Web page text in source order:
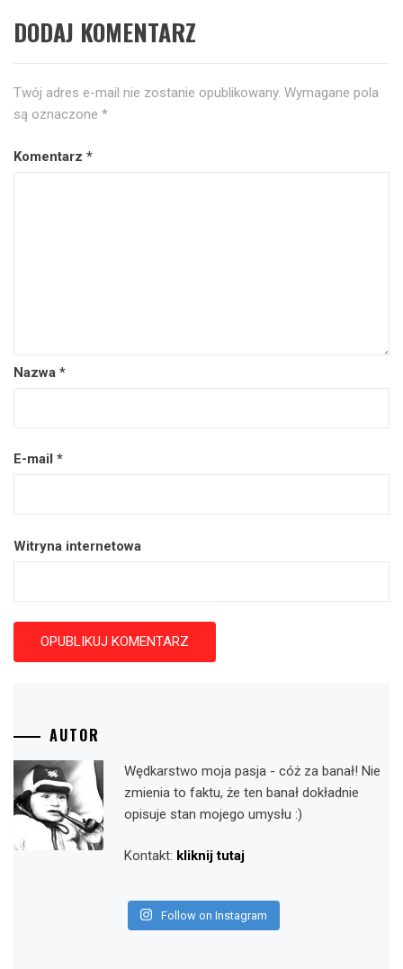
DODAJ KOMENTARZ
Twój adres e-mail nie zostanie opublikowany. Wymagane pola
są oznaczone *
Komentarz *
Nazwa *
E-mail *
Witryna internetowa
AUTOR
Wędkarstwo moja pasja - cóż za banał! Nie
zmienia to faktu, że ten banał dokładnie
opisuje stan mojego umysłu :)
Kontakt: kliknij tutaj
Follow on Instagram